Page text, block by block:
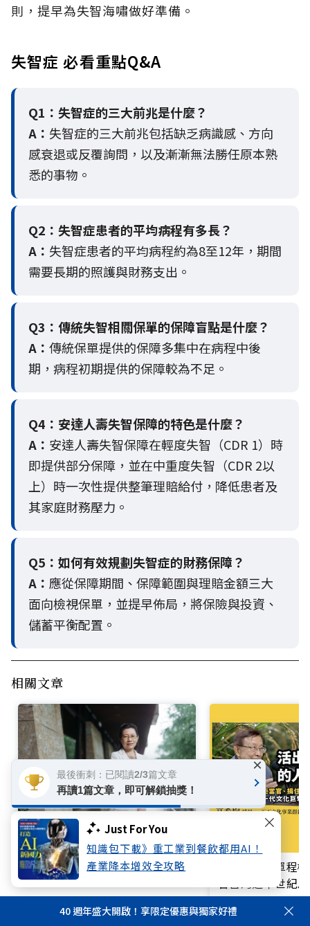
Just For You
知識包下載》重工業到餐飲都用AI！
產業降本增效全攻略
則，提早為失智海嘯做好準備。
失智症 必看重點Q&A
Q1：失智症的三大前兆是什麼？
A： 失智症的三大前兆包括缺乏病識感、方向
感衰退或反覆詢問，以及漸漸無法勝任原本熟
悉的事物。
Q2： 失智症患者的平均病程有多長？
A： 失智症患者的平均病程約為8至12年，期間
需要長期的照護與財務支出。
Q3： 傳統失智相關保單的保障盲點是什麼？
A： 傳統保單提供的保障多集中在病程中後
期，病程初期提供的保障較為不足。
Q4： 安達人壽失智保障的特色是什麼？
A： 安達人壽失智保障在輕度失智（CDR 1）時
即提供部分保障，並在中重度失智（CDR 2以
上）時一次性提供整筆理賠給付，降低患者及
其家庭財務壓力。
Q5： 如何有效規劃失智症的財務保障？
A： 應從保障期間、保障範圍與理賠金額三大
面向檢視保單，並提早佈局，將保險與投資、
儲蓄平衡配置。
相關文章
爸媽老了還是病了？失智症前兆
別輕忽！神內專科醫師王培寧呼
籲把握大腦黃金期
買不起的「單程
響台灣近半世紀
40 週年盛大開啟！享限定優惠與獨家好禮
最後衝刺：已閱讀2/3篇文章
再讀1篇文章，即可解鎖抽獎！
×